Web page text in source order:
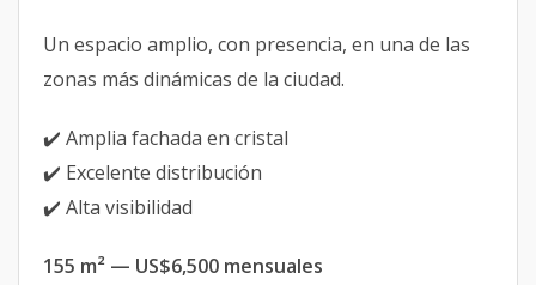
Un espacio amplio, con presencia, en una de las
zonas más dinámicas de la ciudad.
✔️ Amplia fachada en cristal
✔️ Excelente distribución
✔️ Alta visibilidad
155 m² — US$6,500 mensuales